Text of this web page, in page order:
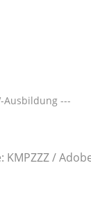
Ausbildung ---
/